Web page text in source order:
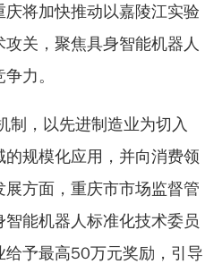
将加快推动以嘉陵江实验
关，聚焦具身智能机器人
力。
制，以先进制造业为切入
规模化应用，并向消费领
方面，重庆市市场监督管
能机器人标准化技术委员
予最高50万元奖励，引导